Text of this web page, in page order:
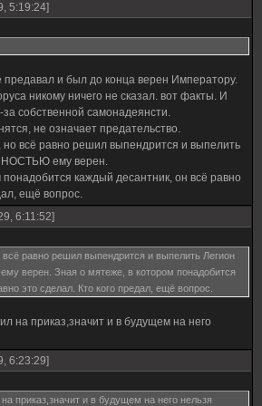
5:19:24]
предавал и был до конца верен Императору.
никому ничего не сказал. вот факты. И
собственной самонадеянсти.
не означает предательство.
всё равно решил выпендрится и выпелить
ему верен.
каждый десантник, он всё равно
ещё вопрос.
6:11:52]
равно решил выпендрится и выпелить Легион
верен. Зная о мятеже, в котором понадобится
это сделал. Кто кого предал, ещё вопрос.
на приказ,значит и в будущем на него
6:23:29]
приказ,значит и в будущем на него нельзя